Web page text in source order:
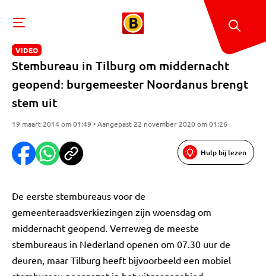
VIDEO
Stembureau in Tilburg om middernacht
geopend: burgemeester Noordanus brengt
stem uit
19 maart 2014 om 01:49 • Aangepast 22 november 2020 om 01:26
Hulp bij lezen
De eerste stembureaus voor de
gemeenteraadsverkiezingen zijn woensdag om
middernacht geopend. Verreweg de meeste
stembureaus in Nederland openen om 07.30 uur de
deuren, maar Tilburg heeft bijvoorbeeld een mobiel